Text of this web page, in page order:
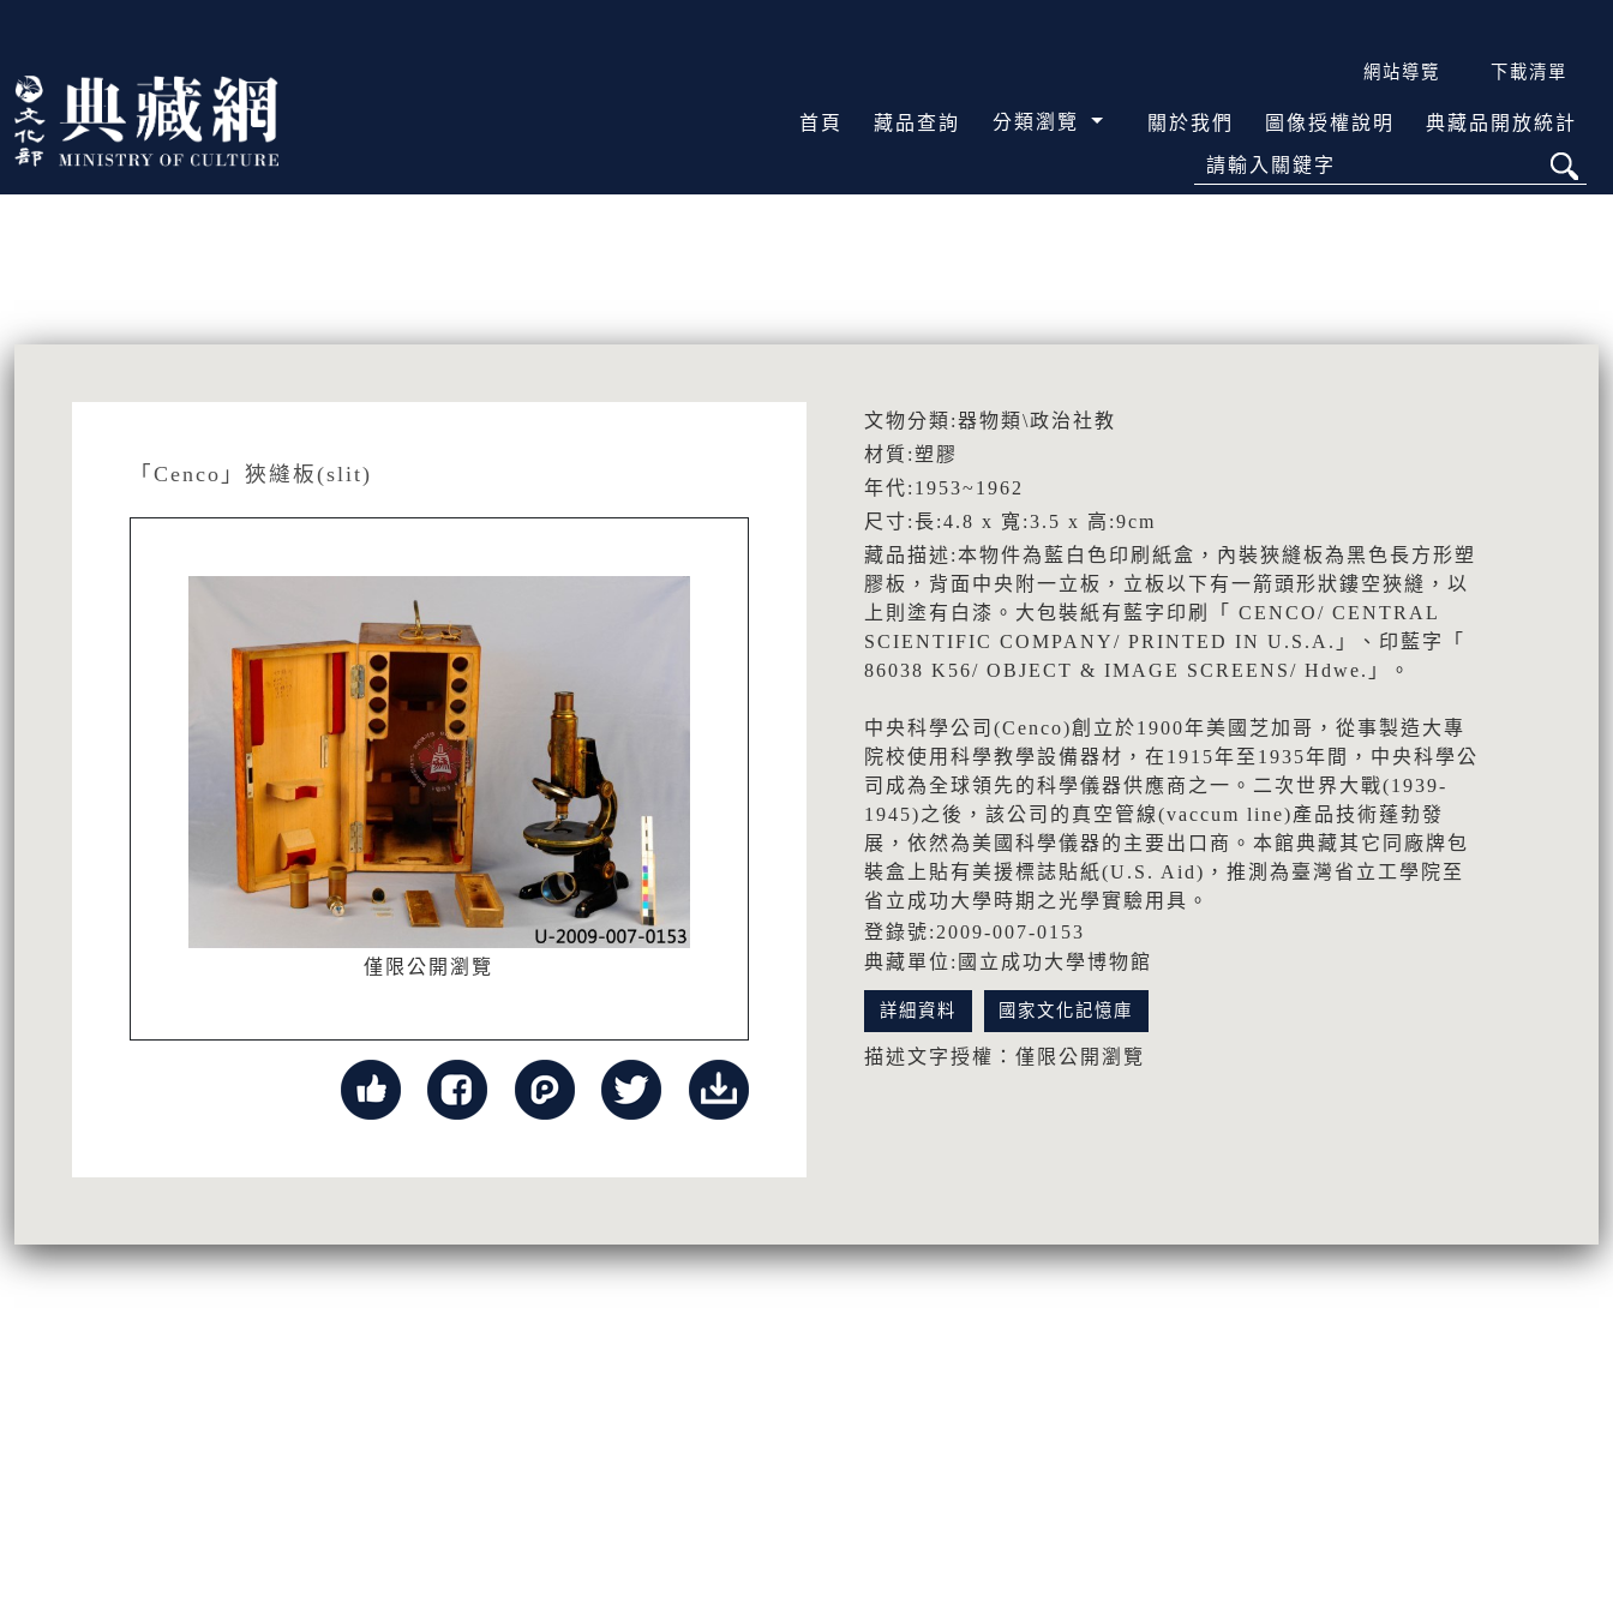
:::
網站導覽 下載清單
首頁 藏品查詢 分類瀏覽 關於我們 圖像授權說明 典藏品開放統計
請輸入關鍵字
「Cenco」狹縫板(slit)
僅限公開瀏覽
文物分類:器物類\政治社教
材質:塑膠
年代:1953~1962
尺寸:長:4.8 x 寬:3.5 x 高:9cm
藏品描述:本物件為藍白色印刷紙盒，內裝狹縫板為黑色長方形塑
膠板，背面中央附一立板，立板以下有一箭頭形狀鏤空狹縫，以
上則塗有白漆。大包裝紙有藍字印刷「 CENCO/ CENTRAL
SCIENTIFIC COMPANY/ PRINTED IN U.S.A.」、印藍字「
86038 K56/ OBJECT & IMAGE SCREENS/ Hdwe.」。
中央科學公司(Cenco)創立於1900年美國芝加哥，從事製造大專
院校使用科學教學設備器材，在1915年至1935年間，中央科學公
司成為全球領先的科學儀器供應商之一。二次世界大戰(1939-
1945)之後，該公司的真空管線(vaccum line)產品技術蓬勃發
展，依然為美國科學儀器的主要出口商。本館典藏其它同廠牌包
裝盒上貼有美援標誌貼紙(U.S. Aid)，推測為臺灣省立工學院至
省立成功大學時期之光學實驗用具。
登錄號:2009-007-0153
典藏單位:國立成功大學博物館
詳細資料 國家文化記憶庫
描述文字授權：僅限公開瀏覽